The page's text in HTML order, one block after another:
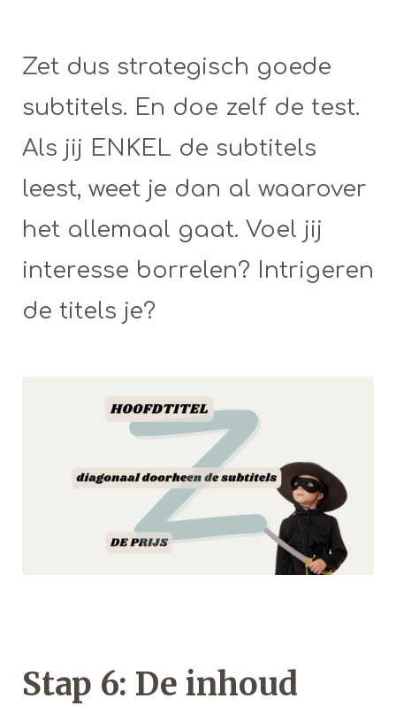
Zet dus strategisch goede
subtitels. En doe zelf de test.
Als jij ENKEL de subtitels
leest, weet je dan al waarover
het allemaal gaat. Voel jij
interesse borrelen? Intrigeren
de titels je?
Stap 6: De inhoud